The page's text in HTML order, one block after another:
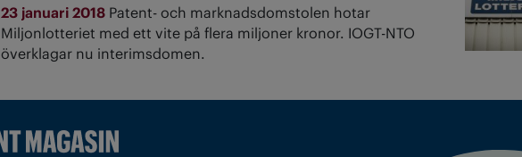
23 januari 2018 Patent- och marknadsdomstolen hotar
Miljonlotteriet med ett vite på flera miljoner kronor. IOGT-NTO
överklagar nu interimsdomen.